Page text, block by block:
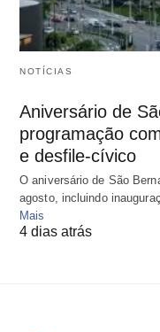
NOTÍCIAS
Aniversário de
programação
e desfile-cívico
O aniversário de São
agosto, incluindo
Mais
4 dias atrás